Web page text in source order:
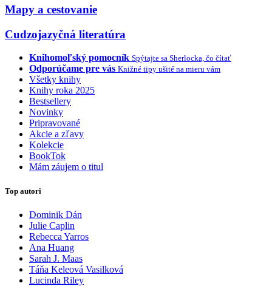
Mapy a cestovanie
Cudzojazyčná literatúra
Knihomoľský pomocník Spýtajte sa Sherlocka, čo čítať
Odporúčame pre vás Knižné tipy ušité na mieru vám
Všetky knihy
Knihy roka 2025
Bestsellery
Novinky
Pripravované
Akcie a zľavy
Kolekcie
BookTok
Mám záujem o titul
Top autori
Dominik Dán
Julie Caplin
Rebecca Yarros
Ana Huang
Sarah J. Maas
Táňa Keleová Vasilková
Lucinda Riley